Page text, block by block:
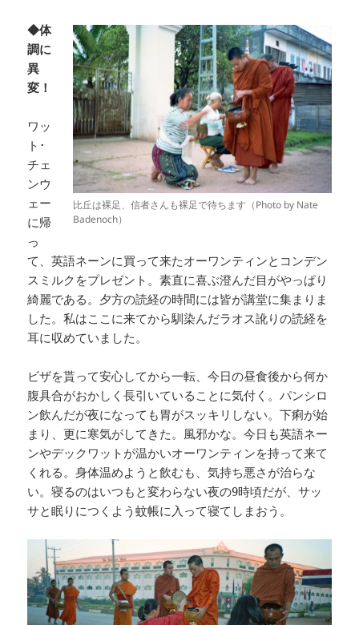
比丘は裸足、信者さんも裸足で待ちます（Photo by Nate
Badenoch）
◆体
調に
異
変！
ワッ
ト･
チェ
ンウ
ェー
に帰
っ
て、英語ネーンに買って来たオーワンティンとコンデン
スミルクをプレゼント。素直に喜ぶ澄んだ目がやっぱり
綺麗である。夕方の読経の時間には皆が講堂に集まりま
した。私はここに来てから馴染んだラオス訛りの読経を
耳に収めていました。
ビザを貰って安心してから一転、今日の昼食後から何か
腹具合がおかしく長引いていることに気付く。パンシロ
ン飲んだが夜になっても胃がスッキリしない。下痢が始
まり、更に寒気がしてきた。風邪かな。今日も英語ネー
ンやデックワットが温かいオーワンティンを持って来て
くれる。身体温めようと飲むも、気持ち悪さが治らな
い。寝るのはいつもと変わらない夜の9時頃だが、サッ
サと眠りにつくよう蚊帳に入って寝てしまおう。